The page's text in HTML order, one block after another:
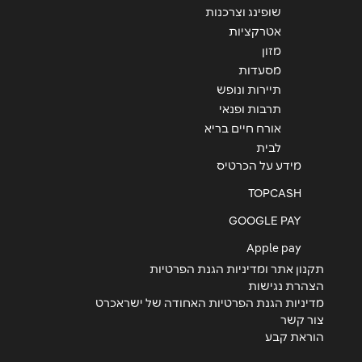
שופינג וצרכנות
אטרקציות
מזון
מסעדות
תיירות ונופש
תרבות ופנאי
אורח חיים בריא
לבית
מידע על הכרטיס
TOPCASH
GOOGLE PAY
Apple pay
תקנון אתר ומדיניות הגנת הפרטיות
הצהרת נגישות
מדיניות הגנת הפרטיות האחודה של ישראכרט
צור קשר
הוראת קבע